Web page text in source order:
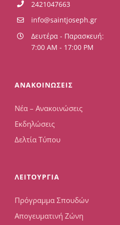
2421047663
info@saintjoseph.gr
Δευτέρα - Παρασκευή:
7:00 AM - 17:00 PM
ΑΝΑΚΟΙΝΩΣΕΙΣ
Νέα – Ανακοινώσεις
Εκδηλώσεις
Δελτία Τύπου
ΛΕΙΤΟΥΡΓΙΑ
Πρόγραμμα Σπουδών
Απογευματινή Ζώνη